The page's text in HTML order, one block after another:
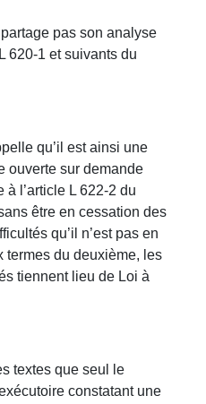
pas son analyse
620-1 et suivants du
qu’il est ainsi une
ouverte sur demande
à l’article L 622-2 du
être en cessation des
qu’il n’est pas en
termes du deuxième, les
tiennent lieu de Loi à
textes que seul le
constatant une